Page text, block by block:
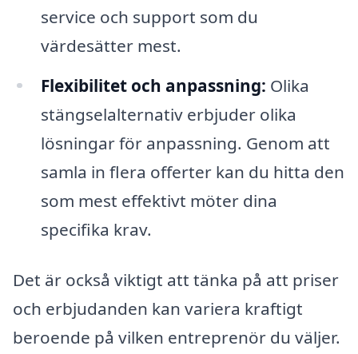
service och support som du
värdesätter mest.
Flexibilitet och anpassning: Olika
stängselalternativ erbjuder olika
lösningar för anpassning. Genom att
samla in flera offerter kan du hitta den
som mest effektivt möter dina
specifika krav.
Det är också viktigt att tänka på att priser
och erbjudanden kan variera kraftigt
beroende på vilken entreprenör du väljer.